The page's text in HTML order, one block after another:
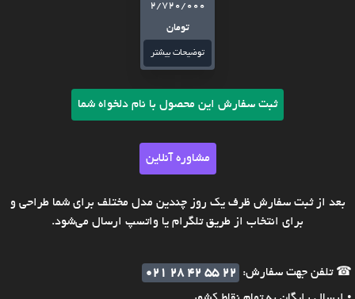
2/720/000
تومان
توضیحات بیشتر
ثبت سفارش این محصول با نام دلخواه شما
مشاوره آنلاین
بعد از ثبت سفارش ظرف یک روز چندین مدل مختلف برای شما طراحی و
برای انتخاب از طریق تلگرام یا واتسپ ارسال می‌شود.
☎ تلفن جهت سفارش:
021 28 42 55 22